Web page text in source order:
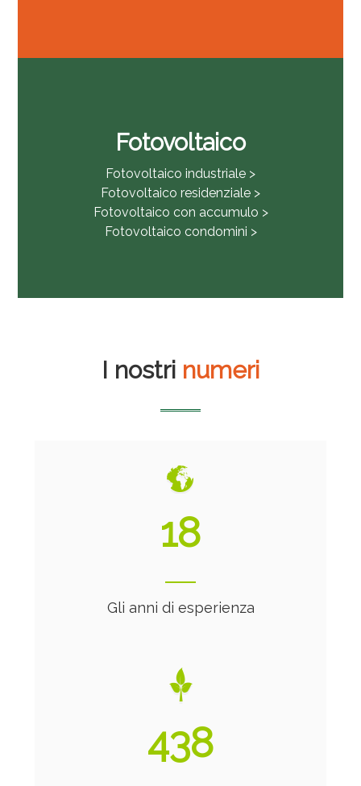
Fotovoltaico
Fotovoltaico industriale >
Fotovoltaico residenziale >
Fotovoltaico con accumulo >
Fotovoltaico condomini >
I nostri numeri
20
Gli anni di esperienza
474